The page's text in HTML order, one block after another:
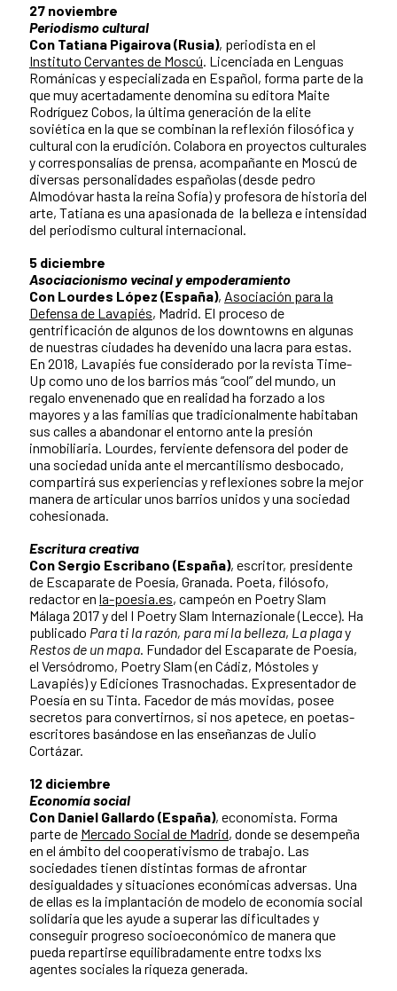
27 noviembre
Periodismo cultural
Con Tatiana Pigairova (Rusia), periodista en el
Instituto Cervantes de Moscú. Licenciada en Lenguas
Románicas y especializada en Español, forma parte de la
que muy acertadamente denomina su editora Maite
Rodríguez Cobos, la última generación de la elite
soviética en la que se combinan la reflexión filosófica y
cultural con la erudición. Colabora en proyectos culturales
y corresponsalías de prensa, acompañante en Moscú de
diversas personalidades españolas (desde pedro
Almodóvar hasta la reina Sofía) y profesora de historia del
arte, Tatiana es una apasionada de la belleza e intensidad
del periodismo cultural internacional.
5 diciembre
Asociacionismo vecinal y empoderamiento
Con Lourdes López (España), Asociación para la
Defensa de Lavapiés, Madrid. El proceso de
gentrificación de algunos de los downtowns en algunas
de nuestras ciudades ha devenido una lacra para estas.
En 2018, Lavapiés fue considerado por la revista Time-
Up como uno de los barrios más “cool” del mundo, un
regalo envenenado que en realidad ha forzado a los
mayores y a las familias que tradicionalmente habitaban
sus calles a abandonar el entorno ante la presión
inmobiliaria. Lourdes, ferviente defensora del poder de
una sociedad unida ante el mercantilismo desbocado,
compartirá sus experiencias y reflexiones sobre la mejor
manera de articular unos barrios unidos y una sociedad
cohesionada.
Escritura creativa
Con Sergio Escribano (España), escritor, presidente
de Escaparate de Poesía, Granada. Poeta, filósofo,
redactor en la-poesia.es, campeón en Poetry Slam
Málaga 2017 y del I Poetry Slam Internazionale (Lecce). Ha
publicado Para ti la razón, para mí la belleza, La plagay
Restos de un mapa. Fundador del Escaparate de Poesía,
el Versódromo, Poetry Slam (en Cádiz, Móstoles y
Lavapiés) y Ediciones Trasnochadas. Expresentador de
Poesía en su Tinta. Facedor de más movidas, posee
secretos para convertirnos, si nos apetece, en poetas-
escritores basándose en las enseñanzas de Julio
Cortázar.
12 diciembre
Economía social
Con Daniel Gallardo (España), economista. Forma
parte de Mercado Social de Madrid, donde se desempeña
en el ámbito del cooperativismo de trabajo. Las
sociedades tienen distintas formas de afrontar
desigualdades y situaciones económicas adversas. Una
de ellas es la implantación de modelo de economía social
solidaria que les ayude a superar las dificultades y
conseguir progreso socioeconómico de manera que
pueda repartirse equilibradamente entre todxs lxs
agentes sociales la riqueza generada.